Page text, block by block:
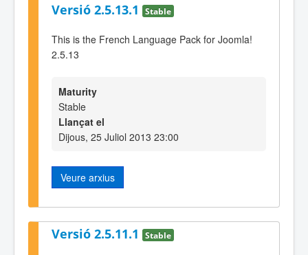
Versió 2.5.13.1 Stable
This is the French Language Pack for Joomla!
2.5.13
Maturity
Stable
Llançat el
Dijous, 25 Juliol 2013 23:00
Veure arxius
Versió 2.5.11.1 Stable